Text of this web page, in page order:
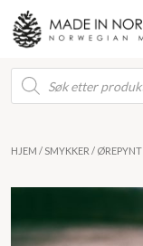
Products
search
HJEM / SMYKKER / ØREPYNT